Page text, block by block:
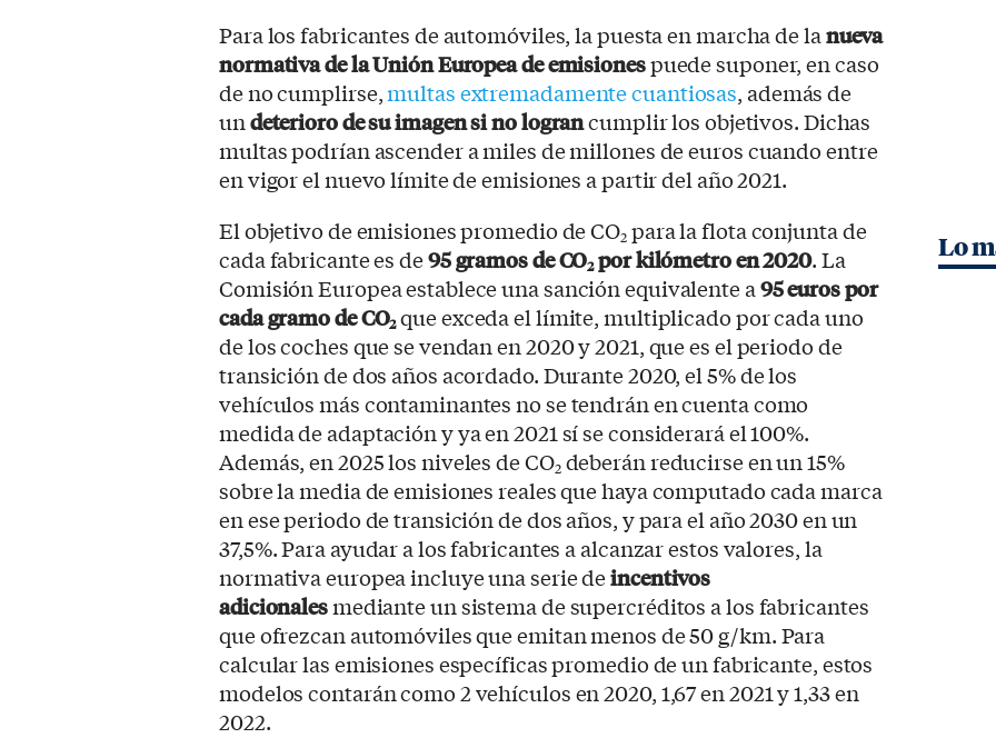
Para los fabricantes de automóviles, la puesta en marcha de lanueva
normativa de la Unión Europea de emisionespuede suponer, en caso
de no cumplirse,multas extremadamente cuantiosas, además de
undeterioro de su imagen si no lograncumplir los objetivos. Dichas
multas podrían ascender a miles de millones de euros cuando entre
en vigor el nuevo límite de emisiones a partir del año 2021.
El objetivo de emisiones promedio de CO2 para la flota conjunta de
cada fabricante es de95 gramos de CO2por kilómetro en 2020. La
Comisión Europea establece una sanción equivalente a95 euros por
cada gramo de CO2que exceda el límite, multiplicado por cada uno
de los coches que se vendan en 2020 y 2021, que es el periodo de
transición de dos años acordado. Durante 2020, el 5% de los
vehículos más contaminantes no se tendrán en cuenta como
medida de adaptación y ya en 2021 sí se considerará el 100%.
Además, en 2025 los niveles de CO2deberán reducirse en un 15%
sobre la media de emisiones reales que haya computado cada marca
en ese periodo de transición de dos años, y para el año 2030 en un
37,5%. Para ayudar a los fabricantes a alcanzar estos valores, la
normativa europea incluye una serie deincentivos
adicionalesmediante un sistema de supercréditos a los fabricantes
que ofrezcan automóviles que emitan menos de 50 g/km. Para
calcular las emisiones específicas promedio de un fabricante, estos
modelos contarán como 2 vehículos en 2020, 1,67 en 2021 y 1,33 en
2022.
Lo